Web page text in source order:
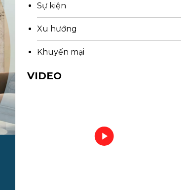
Sự kiện
Xu hướng
Khuyến mại
VIDEO